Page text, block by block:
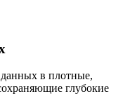
в плотные,
глубокие